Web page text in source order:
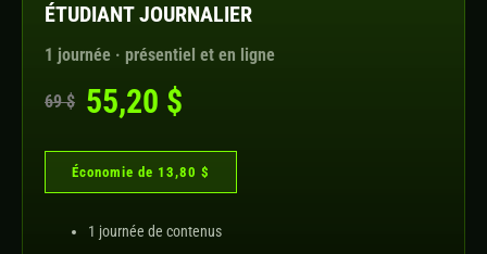
ÉTUDIANT JOURNALIER
1 journée · présentiel et en ligne
69 $ 55,20 $
Économie de 13,80 $
1 journée de contenus